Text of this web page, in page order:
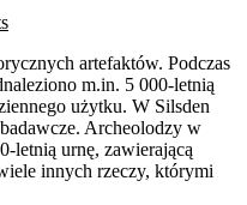
artefaktów. Podczas
m.in. 5 000-letnią
użytku. W Silsden
Archeolodzy w
letnią urnę, zawierającą
innych rzeczy, którymi